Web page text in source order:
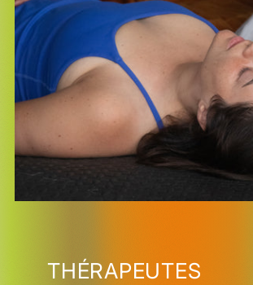
THÉRAPEUTES